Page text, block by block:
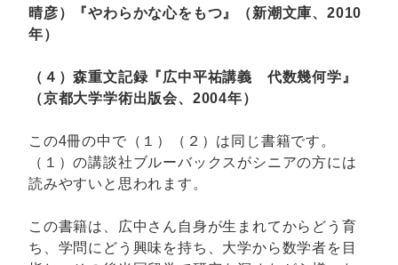
晴彦）『やわらかな心をもつ』（新潮文庫、2010
年）
（４）森重文記録『広中平祐講義 代数幾何学』
（京都大学学術出版会、2004年）
この4冊の中で（１）（２）は同じ書籍です。
（１）の講談社ブルーバックスがシニアの方には
読みやすいと思われます。
この書籍は、広中さん自身が生まれてからどう育
ち、学問にどう興味を持ち、大学から数学者を目